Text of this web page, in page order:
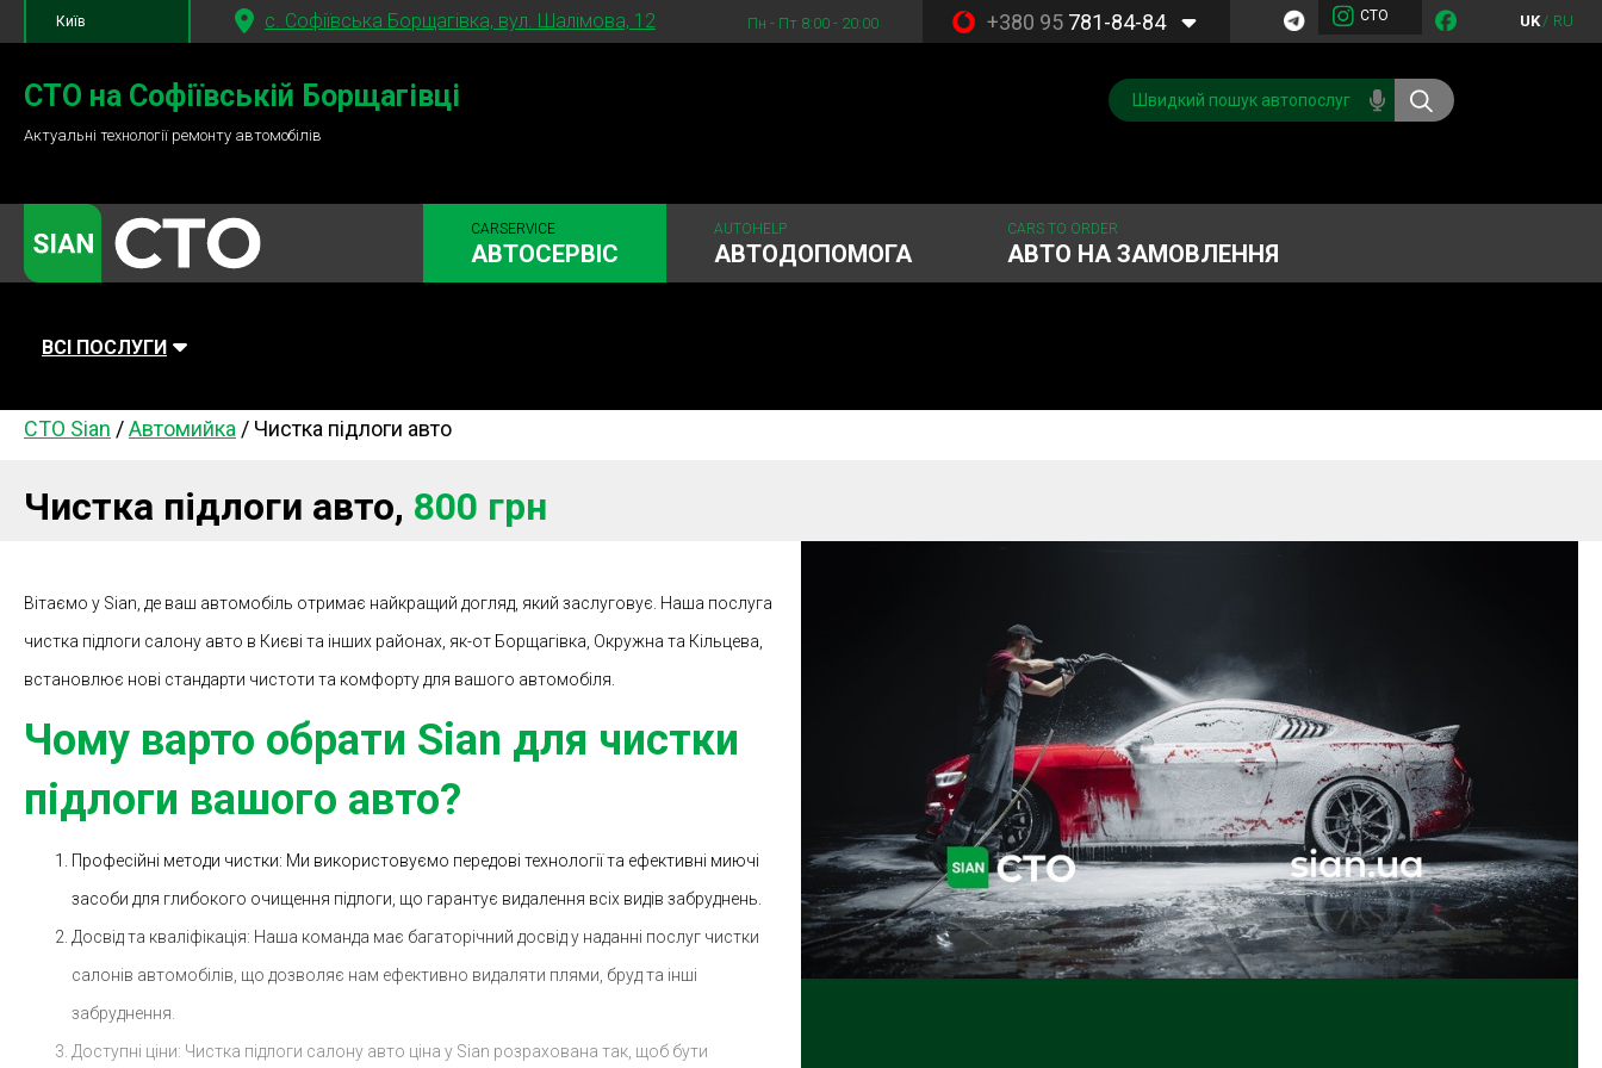
Київ c. Софіївська Борщагівка, вул. Шалімова, 12 Пн - Пт 8:00 - 20:00 +380 95781-84-84 СТО UK/ RU
+380 95781-84-84
+380 98791-84-84
СТО на Софіївській Борщагівці
Актуальні технології ремонту автомобілів
CARSERVICE
АВТОСЕРВІС
AUTOHELP
АВТОДОПОМОГА
CARS TO ORDER
АВТО НА ЗАМОВЛЕННЯ
ВСІ ПОСЛУГИ
Автомийка Планове ТО Паливна система
Гальмівна система Заміна Ременей
СТО Sian /Автомийка / Чистка підлоги авто
Чистка підлоги авто, 800 грн
Вітаємо у Sian, де ваш автомобіль отримає найкращий догляд, який заслуговує. Наша послуга
чистка підлоги салону авто в Києві та інших районах, як-от Борщагівка, Окружна та Кільцева,
встановлює нові стандарти чистоти та комфорту для вашого автомобіля.
Чому варто обрати Sian для чистки
підлоги вашого авто?
Професійні методи чистки: Ми використовуємо передові технології та ефективні миючі
засоби для глибокого очищення підлоги, що гарантує видалення всіх видів забруднень.
Досвід та кваліфікація: Наша команда має багаторічний досвід у наданні послуг чистки
салонів автомобілів, що дозволяє нам ефективно видаляти плями, бруд та інші
забруднення.
Доступні ціни: Чистка підлоги салону авто ціна у Sian розрахована так, щоб бути